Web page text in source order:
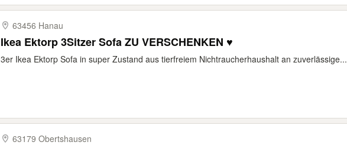
63456 Hanau
Ikea Ektorp 3Sitzer Sofa ZU VERSCHENKEN ♥️
3er Ikea Ektorp Sofa in super Zustand aus tierfreiem Nichtraucherhaushalt an zuverlässige...
63179 Obertshausen